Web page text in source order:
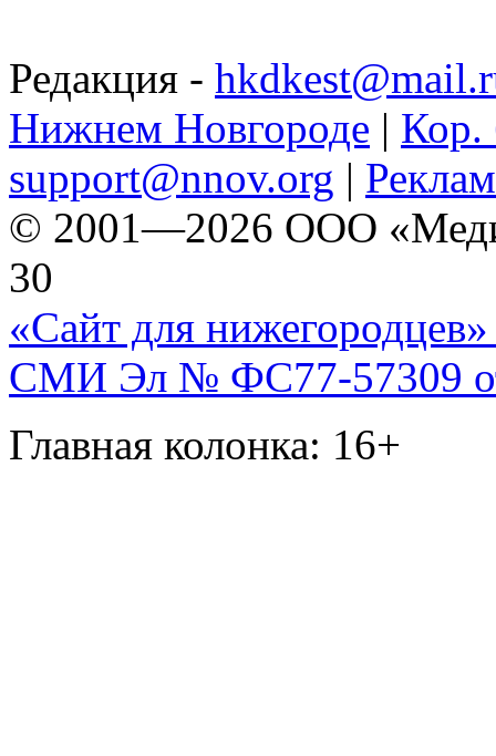
Редакция -
Нижнем Новгороде | Кор.
support@nnov.org |
© 2001—2026 ООО
30
«Сайт для нижегородцев»
СМИ Эл № ФС77-57309
Главная колонка: 16+